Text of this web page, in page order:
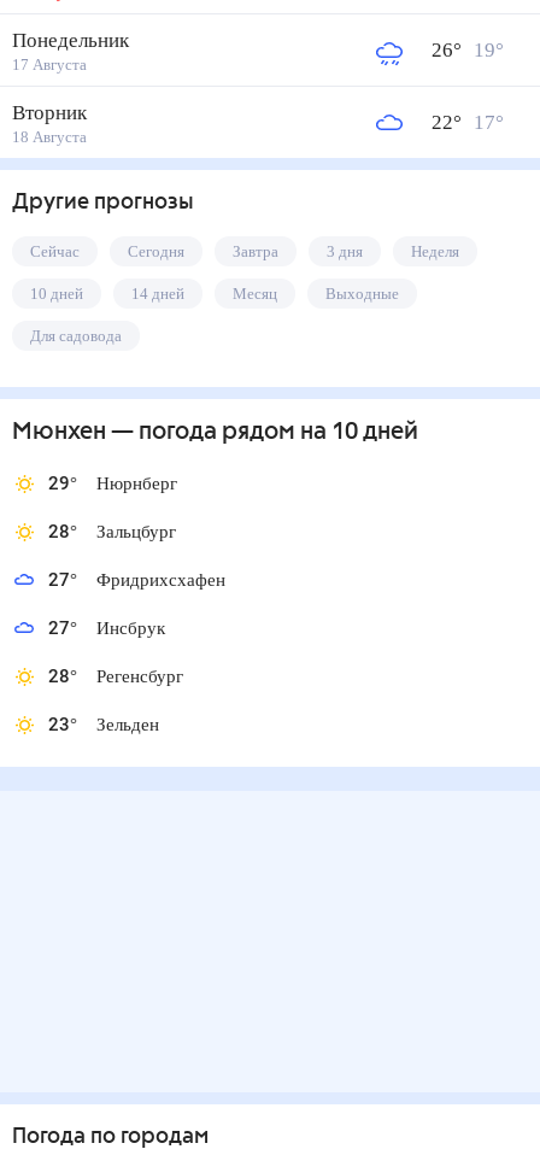
Понедельник
17 Августа
26° 19°
Вторник
18 Августа
22° 17°
Другие прогнозы
Сейчас Сегодня Завтра 3 дня Неделя
10 дней 14 дней Месяц Выходные
Для садовода
Мюнхен — погода рядом на 10 дней
29° Нюрнберг
28° Зальцбург
27° Фридрихсхафен
27° Инсбрук
28° Регенсбург
23° Зельден
Погода по городам